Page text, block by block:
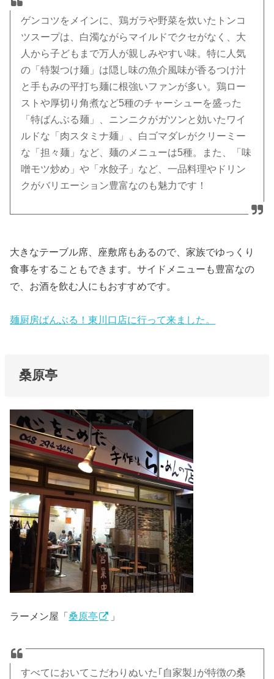
ゲンコツをメインに、鶏ガラや野菜を炊いたトンコ
ツスープは、白濁ながらマイルドでクセがなく、大
人から子どもまで万人が親しみやすい味。特に人気
の「特製つけ麺」は隠し味の魚介風味が香るつけ汁
と手もみの平打ち麺に根強いファンが多い。鶏ロー
ストや厚切り角煮など5種のチャーシューを盛った
「特ばんぶる麺」、ニンニクがガツンと効いたワイ
ルドな「肉スタミナ麺」、白ゴマダレがクリーミー
な「担々麺」など、麺のメニューは5種。また、「味
噌モツ炒め」や「水餃子」など、一品料理やドリン
クがバリエーション豊富なのも魅力です！
大きなテーブル席、座敷席もあるので、家族でゆっくり
食事をすることもできます。サイドメニューも豊富なの
で、お酒を飲む人にもおすすめです。
麺厨房ばんぶる！東川口店に行って来ました。
桑原亭
ラーメン屋「桑原亭 」
すべてにおいてこだわりぬいた｢自家製｣が特徴の桑